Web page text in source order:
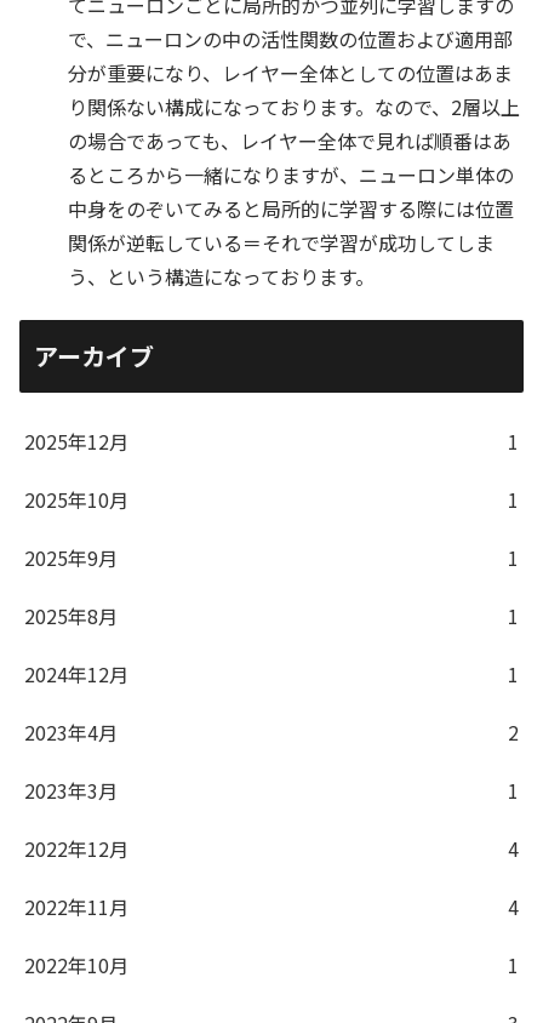
で、ニューロンの中の活性関数の位置および適用部
分が重要になり、レイヤー全体としての位置はあま
り関係ない構成になっております。なので、2層以上
の場合であっても、レイヤー全体で見れば順番はあ
るところから一緒になりますが、ニューロン単体の
中身をのぞいてみると局所的に学習する際には位置
関係が逆転している＝それで学習が成功してしま
う、という構造になっております。
アーカイブ
2025年12月
1
2025年10月
1
2025年9月
1
2025年8月
1
2024年12月
1
2023年4月
2
2023年3月
1
2022年12月
4
2022年11月
4
2022年10月
1